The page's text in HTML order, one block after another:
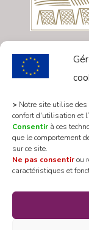
> Notre site utilise des
confort d'utilisation et
Consentir à ces
que le comportement
sur ce site.
Ne pas consentirou
caractéristiques et
All